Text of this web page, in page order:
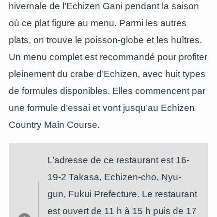
hivernale de l’Echizen Gani pendant la saison
où ce plat figure au menu. Parmi les autres
plats, on trouve le poisson-globe et les huîtres.
Un menu complet est recommandé pour profiter
pleinement du crabe d’Echizen, avec huit types
de formules disponibles. Elles commencent par
une formule d’essai et vont jusqu’au Echizen
Country Main Course.
L’adresse de ce restaurant est 16-
19-2 Takasa, Echizen-cho, Nyu-
gun, Fukui Prefecture. Le restaurant
est ouvert de 11 h à 15 h puis de 17